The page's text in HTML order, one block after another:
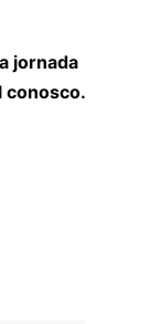
jornada
conosco.